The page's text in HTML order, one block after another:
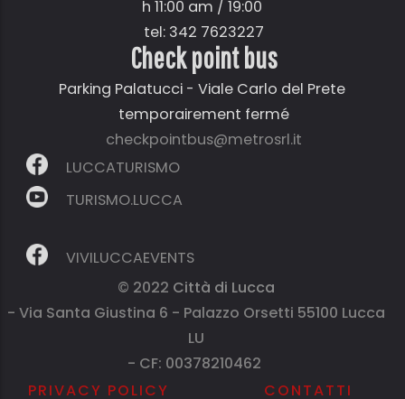
h 11:00 am / 19:00
tel: 342 7623227
Check point bus
Parking Palatucci - Viale Carlo del Prete
temporairement fermé
checkpointbus@metrosrl.it
LUCCATURISMO
TURISMO.LUCCA
VIVILUCCAEVENTS
© 2022 Città di Lucca
- Via Santa Giustina 6 - Palazzo Orsetti 55100 Lucca
LU
- CF: 00378210462
PRIVACY POLICY
CONTATTI